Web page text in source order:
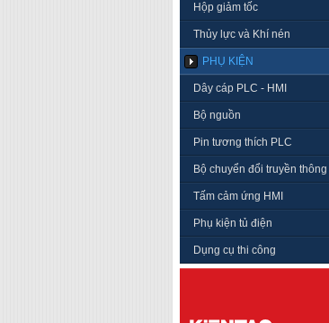
Hộp giảm tốc
Thủy lực và Khí nén
PHỤ KIỆN
Dây cáp PLC - HMI
Bộ nguồn
Pin tương thích PLC
Bộ chuyển đổi truyền thông
Tấm cảm ứng HMI
Phụ kiện tủ điện
Dụng cụ thi công